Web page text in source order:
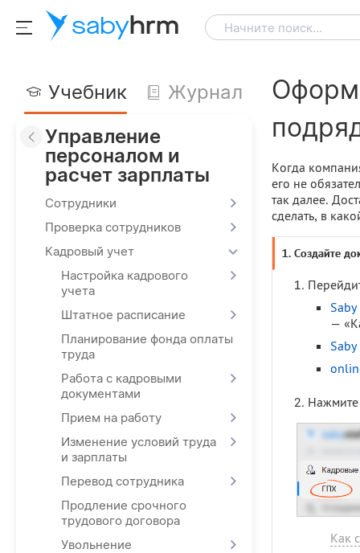
sabyhrm Начните поиск...
Учебник
Журнал
Управление
персоналом и
расчет зарплаты
Сотрудники
Проверка сотрудников
Кадровый учет
Настройка кадрового
учета
Штатное расписание
Планирование фонда оплаты
труда
Работа с кадровыми
документами
Прием на работу
Изменение условий труда
и зарплаты
Перевод сотрудника
Продление срочного
трудового договора
Увольнение
Когда
его не
так далее.
сделать, в
1. Создайте
—
Как